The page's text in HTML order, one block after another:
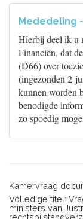
Mededeling -
Hierbij deel ik u
Financiën, dat
(D66) over
(ingezonden 2
kunnen worden
benodigde
zo spoedig
Kamervraag
Volledige titel:
ministers van